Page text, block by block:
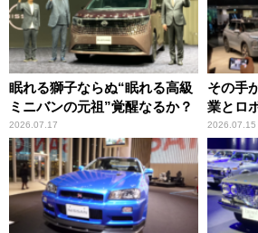
眠れる獅子ならぬ“眠れる高級
ミニバンの元祖”覚醒なるか？
2026.07.17
その手
業とロ
2026.07.15